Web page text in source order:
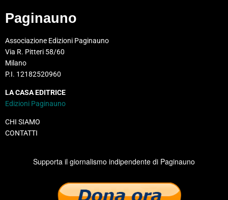
Paginauno
Associazione Edizioni Paginauno
Via R. Pitteri 58/60
Milano
P.I. 12182520960
LA CASA EDITRICE
Edizioni Paginauno
CHI SIAMO
CONTATTI
Supporta il giornalismo indipendente di Paginauno